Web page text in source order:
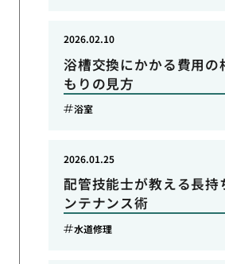
浴槽交換にかかる費用の
もりの見方
2026.02.10
浴室
配管技能士が教える長持
ンテナンス術
2026.01.25
水道修理